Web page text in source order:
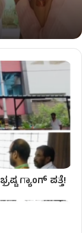
ಗ್ಯಾಂಗ್ ಪತ್ತೆ!